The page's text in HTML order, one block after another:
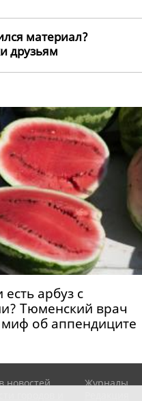
материал?
друзьям
арбуз с
Тюменский врач
миф об аппендиците
новостей
Журналы